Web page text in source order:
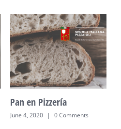
Pizza en Sartén
(Padellino)